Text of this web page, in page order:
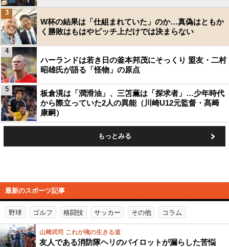
W杯の結果は「仕組まれていた」のか…真偽はともか
く勝敗はもはやピッチ上だけでは決まらない
3
ハーランドは若き日の釜本邦茂にそっくり 盟友・二村
昭雄氏が語る「怪物」の原点
4
板倉滉は「潤滑油」、三笘薫は「探求者」…少年時代
から際立っていた2人の異能（川崎U12元監督・髙﨑
康嗣）
5
もっとみる
最新のスポーツ記事
野球 ゴルフ 格闘技 サッカー その他 コラム
山﨑武司 これが俺の生きる道
友人である消防隊ヘリのパイロットが漏らした苦悩